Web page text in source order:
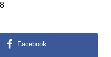
Facebook